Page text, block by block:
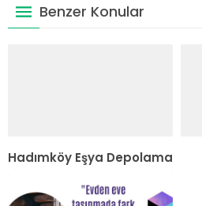
Benzer Konular
Hadımköy Eşya Depolama